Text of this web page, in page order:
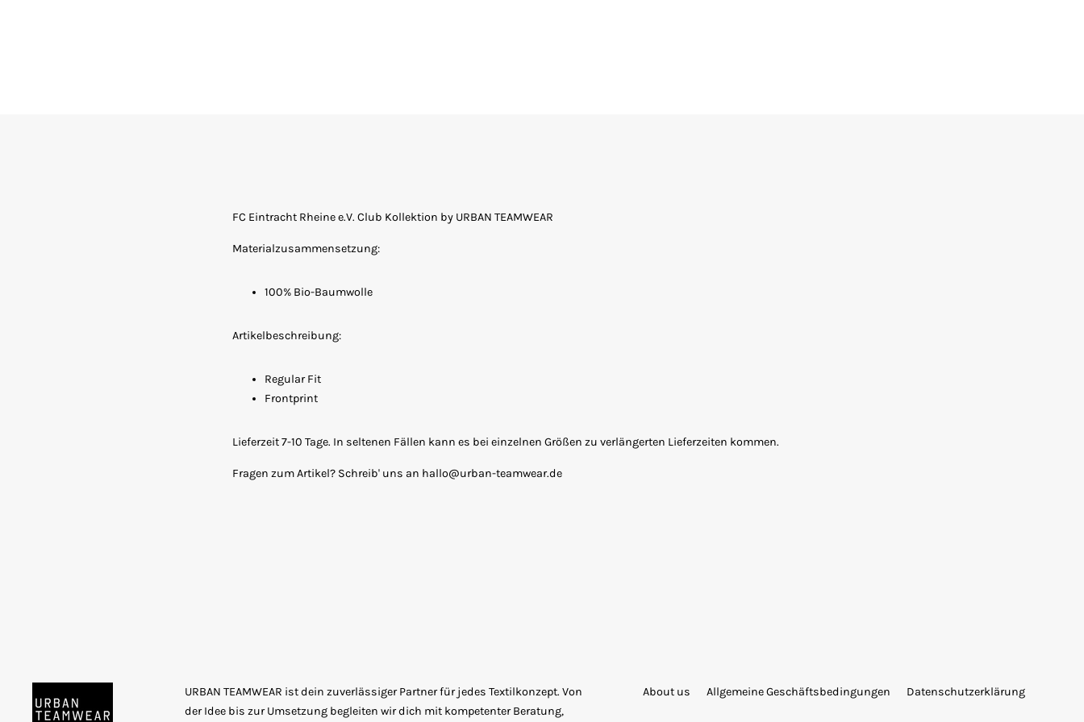
FC Eintracht Rheine e.V. Club Kollektion by URBAN TEAMWEAR
Materialzusammensetzung:
100% Bio-Baumwolle
Artikelbeschreibung:
Regular Fit
Frontprint
Lieferzeit 7-10 Tage. In seltenen Fällen kann es bei einzelnen Größen zu verlängerten Lieferzeiten kommen.
Fragen zum Artikel? Schreib' uns an hallo@urban-teamwear.de
URBAN TEAMWEAR ist dein zuverlässiger Partner für jedes Textilkonzept. Von
der Idee bis zur Umsetzung begleiten wir dich mit kompetenter Beratung,
About us Allgemeine Geschäftsbedingungen Datenschutzerklärung